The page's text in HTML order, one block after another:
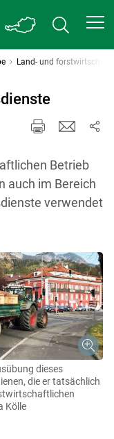
Land- und
Betrieb
auch im Bereich
verwendet
dieses
die er tatsächlich
Kölle